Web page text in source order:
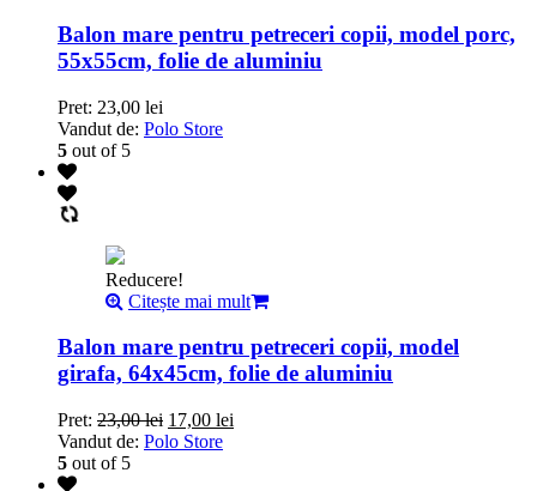
Balon mare pentru petreceri copii, model porc,
55x55cm, folie de aluminiu
Pret: 23,00 lei
Vandut de: Polo Store
5 out of 5
Reducere!
Citește mai mult
Balon mare pentru petreceri copii, model
girafa, 64x45cm, folie de aluminiu
Pret: 23,00lei 17,00 lei
Vandut de: Polo Store
5 out of 5